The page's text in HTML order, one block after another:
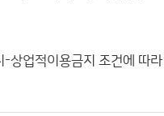
-상업적이용금지 조건에 따